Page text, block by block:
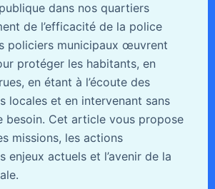
dans nos quartiers
de l’efficacité de la police
policiers municipaux œuvrent
protéger les habitants, en
en étant à l’écoute des
locales et en intervenant sans
besoin. Cet article vous propose
missions, les actions
enjeux actuels et l’avenir de la